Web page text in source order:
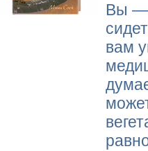
Вы —
вам